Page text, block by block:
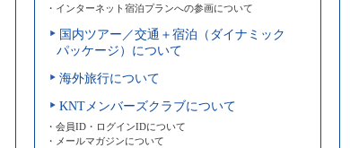
・インターネット宿泊プランへの参画について
国内ツアー／交通＋宿泊（ダイナミック
パッケージ）について
海外旅行について
KNTメンバーズクラブについて
・会員ID・ログインIDについて
・メールマガジンについて